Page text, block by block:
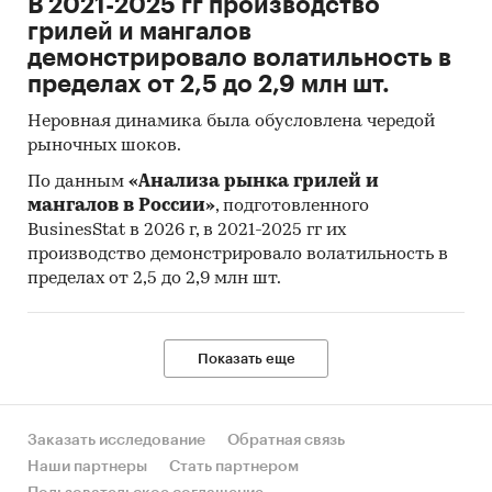
услуг.
Индекс потребительских цен на товары и
услуги (ИПЦ) измеряет отношение стоимости
фиксированного перечня товаров и услуг в
ценах текущего периода к его стоимости в
ценах предыдущего (базисного) периода и
характеризует изменение во времени общего
уровня цен на товары и услуги, приобретаемые
населением для непроизводственного
потребления.
конкретные товары и услуги. На их основе
определяются средние сопоставимые цены
отчетного и предыдущего периодов.
Сопоставимой считается цена,
зарегистрированная в одной и той же
организации торговли (сферы услуг) на один и
В 2021-2025 гг производство
грилей и мангалов
демонстрировало волатильность в
пределах от 2,5 до 2,9 млн шт.
Неровная динамика была обусловлена чередой
рыночных шоков.
По данным «Анализа рынка грилей и
мангалов в России», подготовленного
BusinesStat в 2026 г, в 2021-2025 гг их
производство демонстрировало волатильность в
пределах от 2,5 до 2,9 млн шт.
Показать еще
Заказать исследование
Обратная связь
Наши партнеры
Стать партнером